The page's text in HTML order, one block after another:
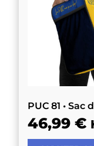
PUC 81 •
46,99€